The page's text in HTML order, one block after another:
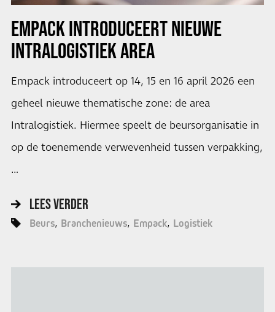
EMPACK INTRODUCEERT NIEUWE
INTRALOGISTIEK AREA
Empack introduceert op 14, 15 en 16 april 2026 een
geheel nieuwe thematische zone: de area
Intralogistiek. Hiermee speelt de beursorganisatie in
op de toenemende verwevenheid tussen verpakking,
…
LEES VERDER
Beurs Branchenieuws Empack Logistiek